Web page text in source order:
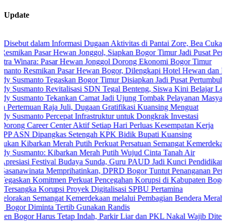
Update
Informasi Dugaan Aktivitas di Pantai Zore, Bea Cukai
Hewan Jonggol, Siapkan Bogor Timur Jadi Pusat
Pasar Hewan Jonggol Dorong Ekonomi Bogor Timur
Pasar Hewan Bogor, Dilengkapi Hotel Hewan dan Fasilitas
Tegaskan Bogor Timur Disiapkan Jadi Pusat Pertumbuhan
Revitalisasi SDN Tegal Benteng, Siswa Kini Belajar Lebih Aman
Tekankan Camat Jadi Ujung Tombak Pelayanan Masyarakat
Raja Juli, Dugaan Gratifikasi Kuansing Menguat
Percepat Infrastruktur untuk Dongkrak Investasi
Center Aktif Setiap Hari Perluas Kesempatan Kerja
Setengah KPK Bidik Bupati Kuansing
Merah Putih Perkuat Persatuan Semangat Kemerdekaan
Kibarkan Merah Putih Wujud Cinta Tanah Air
Budaya Sunda, Guru PAUD Jadi Kunci Pendidikan Karakter
Memprihatinkan, DPRD Bogor Tuntut Penanganan Pemerintah
Perkuat Pencegahan Korupsi di Kabupaten Bogor
Korupsi Proyek Digitalisasi SPBU Pertamina
Kemerdekaan melalui Pembagian Bendera Merah Putih
Tertib Gunakan Randis
Harus Tetap Indah, Parkir Liar dan PKL Nakal Wajib Ditertibkan